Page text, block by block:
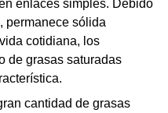
enlaces simples. Debido
permanece sólida
cotidiana, los
de grasas saturadas
cantidad de grasas